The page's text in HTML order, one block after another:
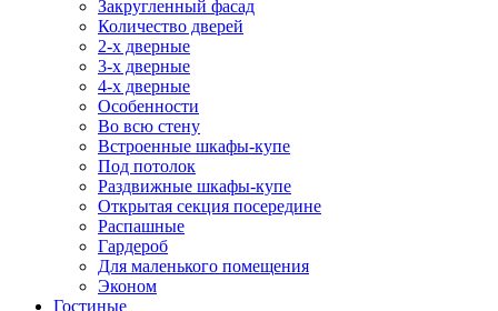
Закругленный фасад
Количество дверей
2-х дверные
3-х дверные
4-х дверные
Особенности
Во всю стену
Встроенные шкафы-купе
Под потолок
Раздвижные шкафы-купе
Открытая секция посередине
Распашные
Гардероб
Для маленького помещения
Эконом
Гостиные